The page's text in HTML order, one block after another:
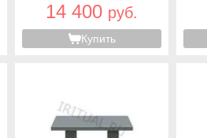
14 400 руб.
Купить